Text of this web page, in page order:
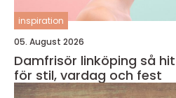
inspiration
05. August 2026
Damfrisör linköping så hittar du rätt salong
för stil, vardag och fest